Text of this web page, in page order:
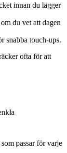
innan du lägger
om du vet att dagen
snabba touch-ups.
ofta för att
passar för varje